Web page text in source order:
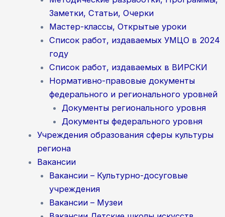
Заметки, Статьи, Очерки
Мастер-классы, Открытые уроки
Список работ, издаваемых УМЦО в 2024
году
Список работ, издаваемых в ВИРСКИ
Нормативно-правовые документы
федерального и регионального уровней
Документы регионального уровня
Документы федерального уровня
Учреждения образования сферы культуры
региона
Вакансии
Вакансии – Культурно-досуговые
учреждения
Вакансии – Музеи